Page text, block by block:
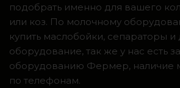
подобрать именно для вашего
или коз. По молочному
купить маслобойки, сепараторы и
оборудование, так же у нас есть
оборудованию Фермер, наличие
по телефонам.